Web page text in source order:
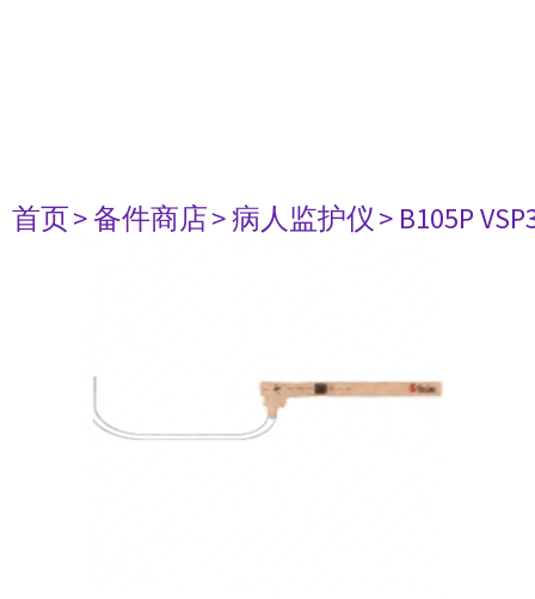
首页> 备件商店> 病人监护仪> B105P